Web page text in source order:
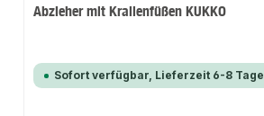
Abzieher mit Krallenfüßen KUKKO
Sofort verfügbar, Lieferzeit 6-8 Tage